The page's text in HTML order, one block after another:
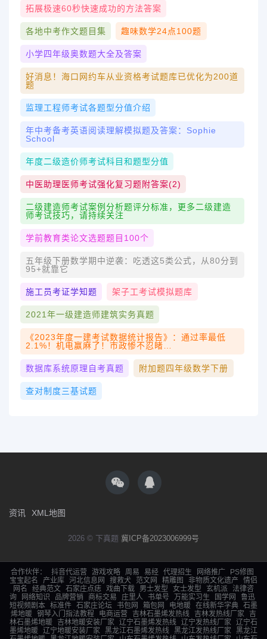
拓展极速60秒快速成功的方法答案
各地中考作文题目集 趣味数学24点100题
小学四年级奥数题大全及答案
好消息！海口网约车从业资格考试题库已优化为200道
题
监理工程师考试各题型分值介绍
年中考备考英语阅读理解模拟题及答案：Sophie
School
年度二级造价师考试科目和题型分值
中医助理医师考试强化复习题附答案(2)
二级建造师考试案例分析题评分标准，更多二级建造
师考试技巧，请持续关注
学前教育类论文选题题目100个
五年级下册数学期中逆袭：吃透这5类公式，从80分到
95+就靠它
施工员考证学知题 架子工考试模拟题库
2021年一级建造师建筑实务真题
《2023年度一建考试数据统计报告》：通过率最低
2.1%！机电赢麻了！市政惨不忍睹…
数据库系统原理自考真题 附加题四年级数学下册
查对制度三基试题
资讯 XML地图
2026 © 下真题 冀ICP备2023006999号
合作伙伴： 抖音代运营 游戏攻略 周易 易经 代理招生 网络推广
PS修图
宝宝起名
产业库 河北信息网 搜救犬 范文网 精雕图 非物质文化遗产
情侣
网名
经典范文 石家庄点痣 戏曲下载 男士发型 女士发型 玄机派
法律咨
询
网络知识 品牌营销 商标交易 庄里人 书单号 万能实习生 国学网
鲁迅
短视频剧本 标准件 石家庄论坛 书包网 箱包网 电地暖 在线新华字典 石墨
烯地暖 钢琴入门指法教程 电商运营 吉林石墨烯发热线 吉林发热线厂家
吉
林石墨烯地暖
吉林地暖安装厂家 辽宁石墨烯发热线 辽宁发热线厂家
辽宁石
墨烯地暖 辽宁地暖安装厂家 黑龙江石墨烯发热线 黑龙江发热线厂家
黑龙江